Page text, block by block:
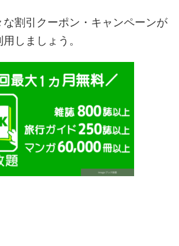
な割引クーポン・キャンペーンが
しましょう。